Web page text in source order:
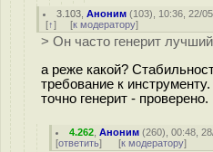
3.103 ,Аноним (103), 10:36, 22/
[↑] [к модератору]
> Он часто генерит
а реже какой?
требование к
точно генерит - проверено.
4.262 ,Аноним (260), 00:48,
[ответить] [к модератору]